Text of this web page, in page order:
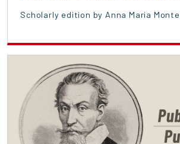
Scholarly edition by Anna Maria